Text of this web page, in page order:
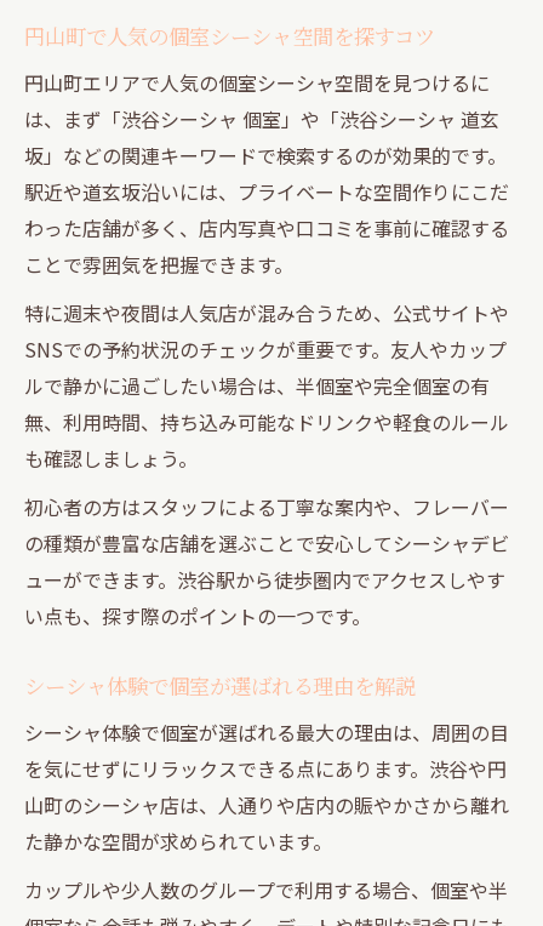
円山町で人気の個室シーシャ空間を探すコツ
円山町エリアで人気の個室シーシャ空間を見つけるに
は、まず「渋谷シーシャ 個室」や「渋谷シーシャ 道玄
坂」などの関連キーワードで検索するのが効果的です。
駅近や道玄坂沿いには、プライベートな空間作りにこだ
わった店舗が多く、店内写真や口コミを事前に確認する
ことで雰囲気を把握できます。
特に週末や夜間は人気店が混み合うため、公式サイトや
SNSでの予約状況のチェックが重要です。友人やカップ
ルで静かに過ごしたい場合は、半個室や完全個室の有
無、利用時間、持ち込み可能なドリンクや軽食のルール
も確認しましょう。
初心者の方はスタッフによる丁寧な案内や、フレーバー
の種類が豊富な店舗を選ぶことで安心してシーシャデビ
ューができます。渋谷駅から徒歩圏内でアクセスしやす
い点も、探す際のポイントの一つです。
シーシャ体験で個室が選ばれる理由を解説
シーシャ体験で個室が選ばれる最大の理由は、周囲の目
を気にせずにリラックスできる点にあります。渋谷や円
山町のシーシャ店は、人通りや店内の賑やかさから離れ
た静かな空間が求められています。
カップルや少人数のグループで利用する場合、個室や半